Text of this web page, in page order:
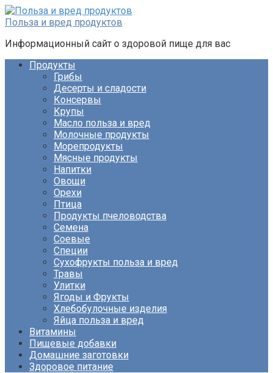
Перейти
к
Польза и вред продуктов
Информационный сайт о здоровой пище для вас
Продукты
Грибы
Десерты и сладости
Консервы
Крупы
Масло польза и вред
Молочные продукты
Морепродукты
Мясные продукты
Напитки
Овощи
Орехи
Птица
Продукты пчеловодства
Семена
Соевые
Специи
Сухофрукты польза и вред
Травы
Улитки
Ягоды и Фрукты
Хлебобулочные изделия
Яйца польза и вред
Витамины
Пищевые добавки
Домашние заготовки
Здоровое питание